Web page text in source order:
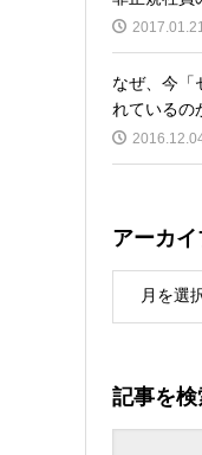
2017.01.21
なぜ、今「
れているの
アーカ
記事を